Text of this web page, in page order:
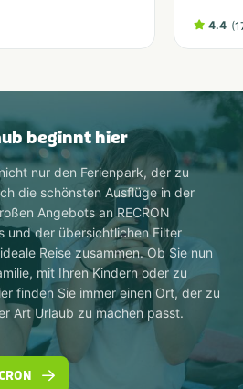
4.4 (
beginnt hier
nur den Ferienpark, der zu
die schönsten Ausflüge in der
Angebots an RECRON
und der übersichtlichen Filter
Reise zusammen. Ob Sie nun
mit Ihren Kindern oder zu
finden Sie immer einen Ort, der zu
Art Urlaub zu machen passt.